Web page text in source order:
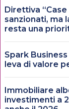
Direttiva
sanzionati, ma
resta una
Spark
leva di valore
Immobiliare
investimenti a